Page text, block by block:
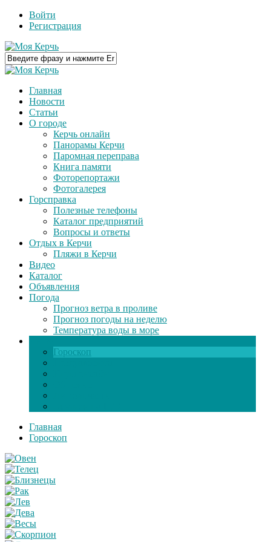
Войти
Регистрация
Главная
Новости
Статьи
О городе
Керчь онлайн
Панорамы Керчи
Паромная переправа
Книга памяти
Фоторепортажи
Фотогалерея
Горсправка
Полезные телефоны
Каталог предприятий
Вопросы и ответы
Отдых в Керчи
Пляжи в Керчи
Видео
Каталог
Объявления
Погода
Прогноз ветра в проливе
Прогноз погоды на неделю
Температура воды в море
Гороскоп
Главная
Гороскоп